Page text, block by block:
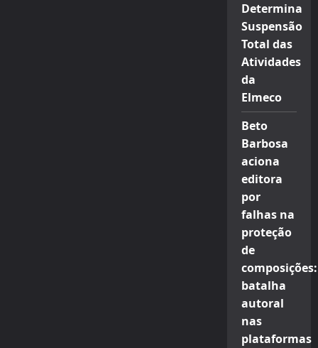
Determina
Suspensão
Total das
Atividades
da
Elmeco
Beto
Barbosa
aciona
editora
por
falhas na
proteção
de
composições:
batalha
autoral
nas
plataformas